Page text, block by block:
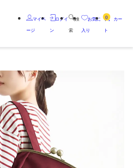
マイペ
ージ
ログイ
ン
検
索
お気に
入り
0 カー
ト